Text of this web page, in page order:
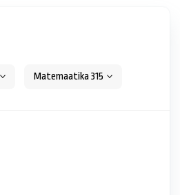
Matemaatika 315